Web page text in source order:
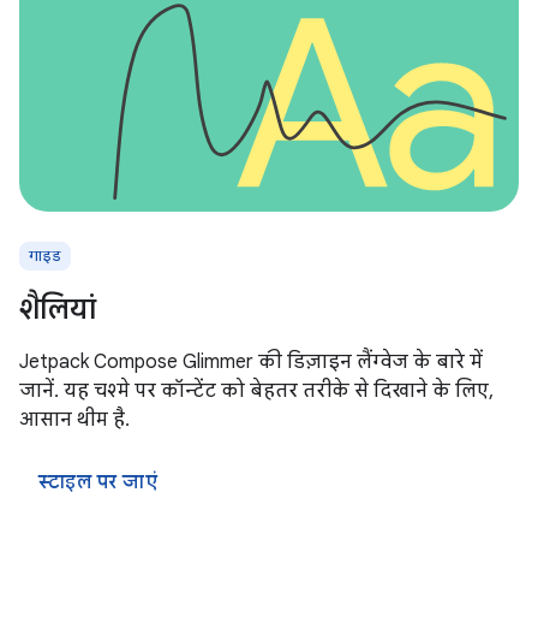
गाइड
शैलियां
Jetpack Compose Glimmer की डिज़ाइन लैंग्वेज के बारे में
जानें. यह चश्मे पर कॉन्टेंट को बेहतर तरीके से दिखाने के लिए,
आसान थीम है.
स्टाइल पर जाएं